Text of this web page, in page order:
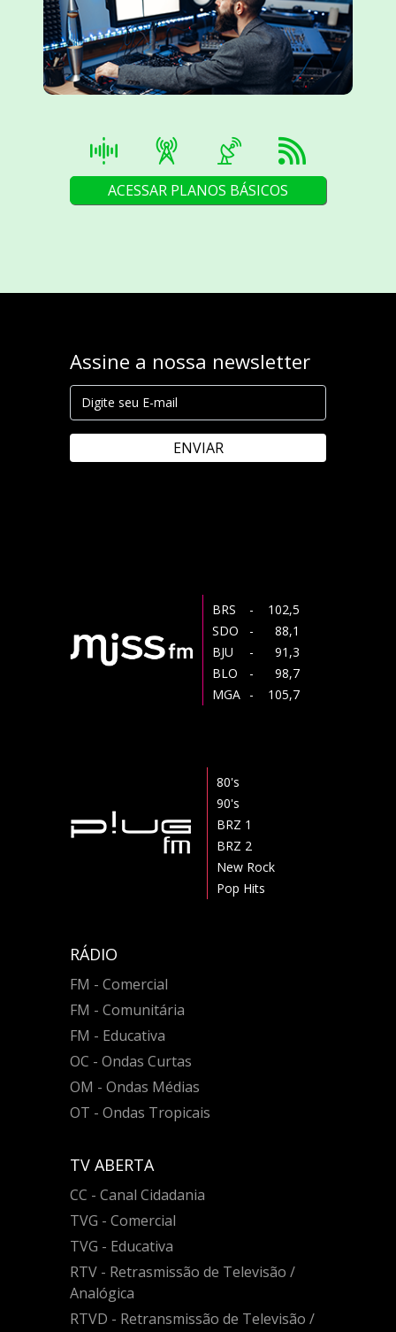
ACESSAR PLANOS BÁSICOS
Assine a nossa newsletter
ENVIAR
BRS
- 102,5
SDO
- 88,1
BJU
- 91,3
BLO
- 98,7
MGA - 105,7
80's
90's
BRZ 1
BRZ 2
New Rock
Pop Hits
RÁDIO
FM - Comercial
FM - Comunitária
FM - Educativa
OC - Ondas Curtas
OM - Ondas Médias
OT - Ondas Tropicais
TV ABERTA
CC - Canal Cidadania
TVG - Comercial
TVG - Educativa
RTV - Retrasmissão de Televisão /
Analógica
RTVD - Retransmissão de Televisão /